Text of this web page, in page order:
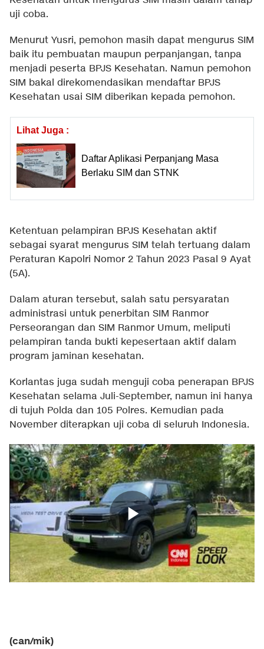
uji coba.
Menurut Yusri, pemohon masih dapat mengurus SIM
baik itu pembuatan maupun perpanjangan, tanpa
menjadi peserta BPJS Kesehatan. Namun pemohon
SIM bakal direkomendasikan mendaftar BPJS
Kesehatan usai SIM diberikan kepada pemohon.
Lihat Juga :
Daftar Aplikasi Perpanjang Masa
Berlaku SIM dan STNK
Ketentuan pelampiran BPJS Kesehatan aktif
sebagai syarat mengurus SIM telah tertuang dalam
Peraturan Kapolri Nomor 2 Tahun 2023 Pasal 9 Ayat
(5A).
Dalam aturan tersebut, salah satu persyaratan
administrasi untuk penerbitan SIM Ranmor
Perseorangan dan SIM Ranmor Umum, meliputi
pelampiran tanda bukti kepesertaan aktif dalam
program jaminan kesehatan.
Korlantas juga sudah menguji coba penerapan BPJS
Kesehatan selama Juli-September, namun ini hanya
di tujuh Polda dan 105 Polres. Kemudian pada
November diterapkan uji coba di seluruh Indonesia.
(can/mik)